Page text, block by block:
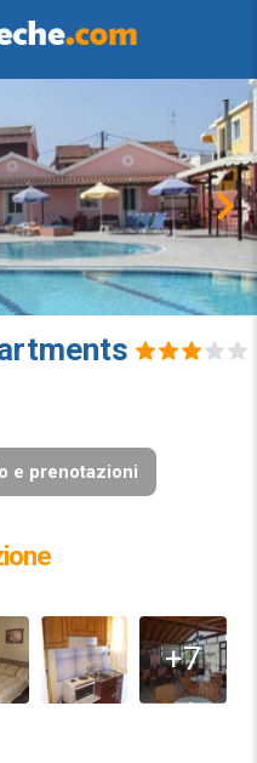
e prenotazioni
+7